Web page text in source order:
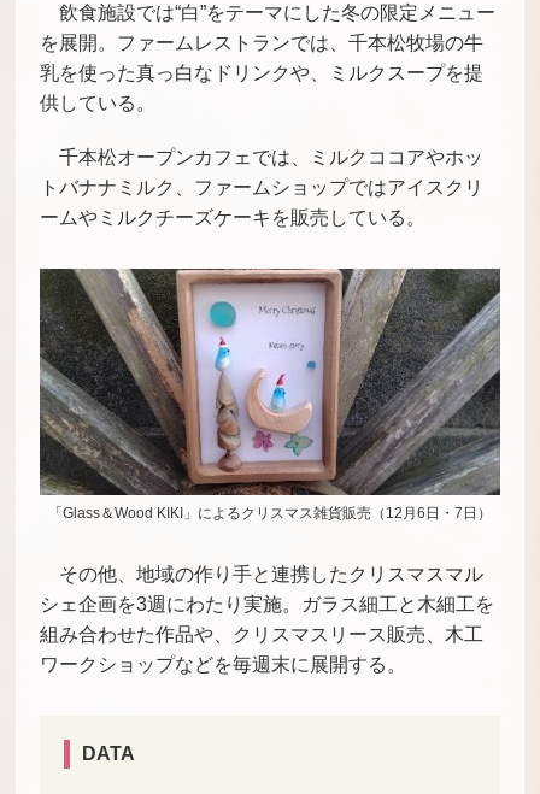
飲食施設では“白”をテーマにした冬の限定メニュー
を展開。ファームレストランでは、千本松牧場の牛
乳を使った真っ白なドリンクや、ミルクスープを提
供している。
千本松オープンカフェでは、ミルクココアやホッ
トバナナミルク、ファームショップではアイスクリ
ームやミルクチーズケーキを販売している。
「Glass＆Wood KIKI」によるクリスマス雑貨販売（12月6日・7日）
その他、地域の作り手と連携したクリスマスマル
シェ企画を3週にわたり実施。ガラス細工と木細工を
組み合わせた作品や、クリスマスリース販売、木工
ワークショップなどを毎週末に展開する。
DATA